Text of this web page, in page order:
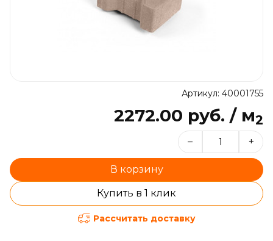
Артикул: 40001755
2272.00 руб. / м2
– +
В корзину
Купить в 1 клик
Рассчитать доставку